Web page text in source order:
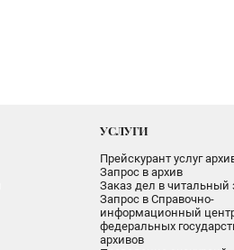
УСЛУГИ
Прейскурант услуг
Запрос в архив
Заказ дел в читальный
Запрос в Справочно-
информационный
федеральных
архивов